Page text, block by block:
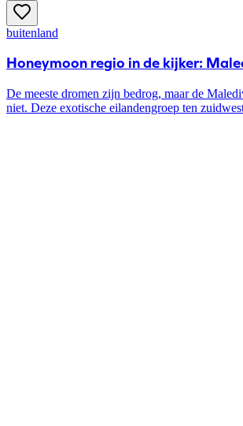
tips om je te helpen bij het inpakken van je
honeymoon.
buitenland
Honeymoon regio in de kijker:
De meeste dromen zijn bedrog, maar de
niet. Deze exotische eilandengroep ten